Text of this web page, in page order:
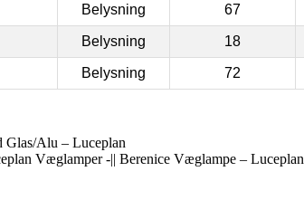
Belysning 67
Belysning 18
Belysning 72
Alu – Luceplan
Væglamper -|| Berenice Væglampe – Luceplan